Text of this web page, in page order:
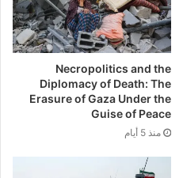
Necropolitics and the
Diplomacy of Death: The
Erasure of Gaza Under the
Guise of Peace
منذ 5 أيام